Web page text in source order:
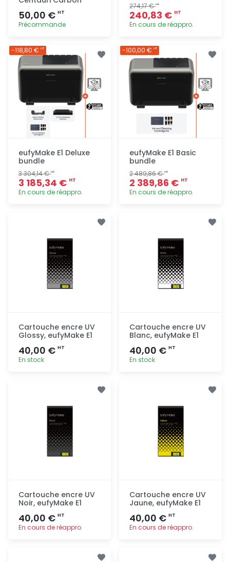
50,00 € HT
Précommande
rapide
274,17 €HT
240,83 € HT
En cours de réappro.
rapide
eufyMake E1 Deluxe
bundle
3 304,14 €HT
3 185,34 € HT
En cours de réappro.
-118,80 € HT
eufyMake E1 Basic
bundle
2 489,86 €HT
2 389,86 € HT
En cours de réappro.
-100,00 € HT
Cartouche encre UV
Glossy, eufyMake E1
40,00 € HT
En stock
Cartouche encre UV
Blanc, eufyMake E1
40,00 € HT
En stock
Cartouche encre UV
Noir, eufyMake E1
40,00 € HT
En cours de réappro.
Cartouche encre UV
Jaune, eufyMake E1
40,00 € HT
En cours de réappro.